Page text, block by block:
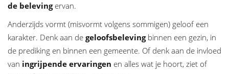
de belevingervan.
Anderzijds vormt (misvormt volgens sommigen) geloof een
karakter. Denk aan de geloofsbelevingbinnen een gezin, in
de prediking en binnen een gemeente. Of denk aan de invloed
van ingrijpende ervaringen en alles wat je hoort, ziet of